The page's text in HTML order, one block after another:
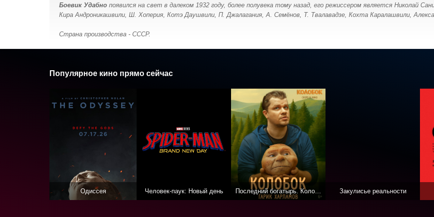
Боевик Удабно появился на свет в далеком 1932 году, более полувека тому назад, его режиссером является Николай
Кира Андроникашвили, Ш. Хоперия, Котэ Даушвили, П. Джалагания, А. Семёнов, Т. Твалавадзе, Кохта Каралашвили,
Страна производства - СССР.
Популярное кино прямо сейчас
Одиссея Человек-паук: Новый день Закулисье реальности